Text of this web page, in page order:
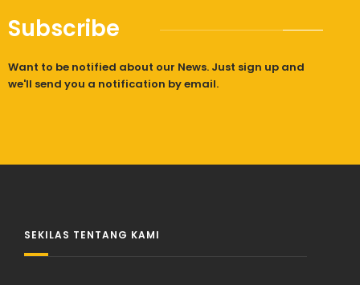
Subscribe
Want to be notified about our News. Just sign up and
we'll send you a notification by email.
SEKILAS TENTANG KAMI